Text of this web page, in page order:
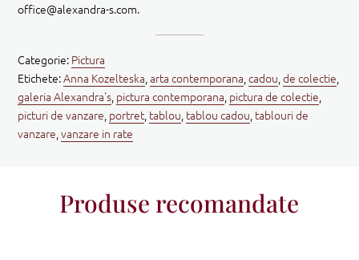
office@alexandra-s.com.
Categorie: Pictura
Etichete:Anna Kozelteska,arta contemporana,cadou,de colectie,
galeria Alexandra's, pictura contemporana, pictura de colectie,
picturi de vanzare, portret, tablou, tablou cadou, tablouri de
vanzare,vanzare in rate
Produse recomandate